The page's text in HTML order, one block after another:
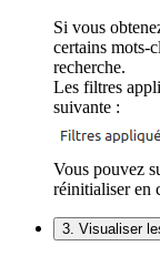
Si vous
certains mots-
recherche.
Les filtres
suivante :
Vous pouvez
réinitialiser en
3. Visualiser